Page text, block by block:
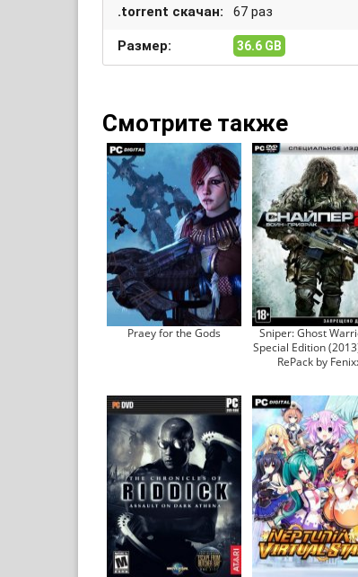
.torrent скачан: 67 раз
Размер: 36.6 GB
Смотрите также
Praey for the Gods
Sniper: Ghost
Special Edition
RePack by